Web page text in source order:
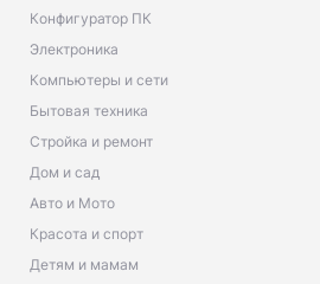
Конфигуратор ПК
Электроника
Компьютеры и сети
Бытовая техника
Стройка и ремонт
Дом и сад
Авто и Мото
Красота и спорт
Детям и мамам